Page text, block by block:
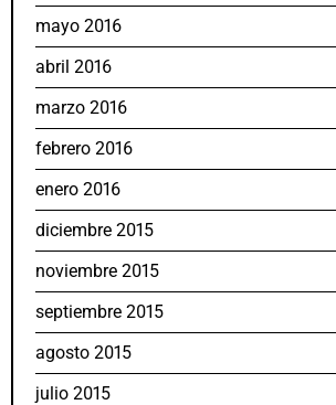
mayo 2016
abril 2016
marzo 2016
febrero 2016
enero 2016
diciembre 2015
noviembre 2015
septiembre 2015
agosto 2015
julio 2015